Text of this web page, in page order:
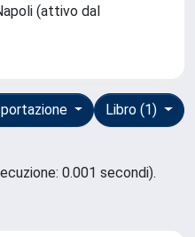
(attivo dal
Libro (1)
0.001 secondi).